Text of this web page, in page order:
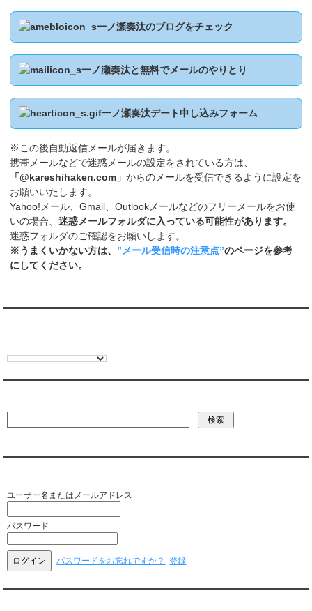
一ノ瀬奏汰のブログをチェック
一ノ瀬奏汰と無料でメールのやりとり
一ノ瀬奏汰デート申し込みフォーム
※この後自動返信メールが届きます。
携帯メールなどで迷惑メールの設定をされている方は、
「@kareshihaken.com」からのメールを受信できるように設定を
お願いいたします。
Yahoo!メール、Gmail、Outlookメールなどのフリーメールをお使
いの場合、迷惑メールフォルダに入っている可能性があります。
迷惑フォルダのご確認をお願いします。
※うまくいかない方は、 ”メール受信時の注意点”のページを参考
にしてください。
ユーザー名またはメールアドレス
パスワード
パスワードをお忘れですか？ 登録